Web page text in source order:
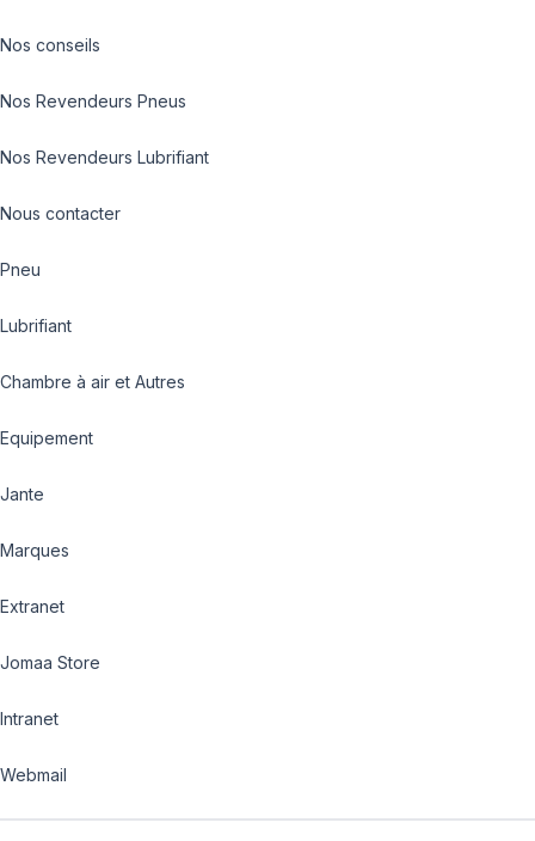
Nos conseils
Nos Revendeurs Pneus
Nos Revendeurs Lubrifiant
Nous contacter
Pneu
Lubrifiant
Chambre à air et Autres
Equipement
Jante
Marques
Extranet
Jomaa Store
Intranet
Webmail